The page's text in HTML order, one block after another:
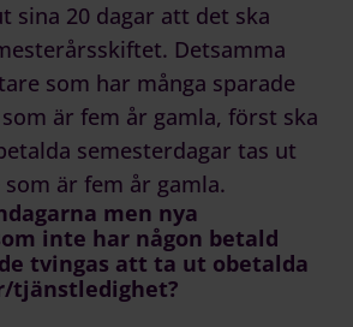
sina 20 dagar att det ska
Detsamma
som har många sparade
är fem år gamla, först ska
semesterdagar tas ut
är fem år gamla.
men nya
inte har någon betald
tvingas att ta ut obetalda
tjänstledighet?